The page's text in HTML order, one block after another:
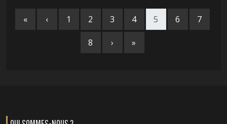
« ‹ 1 2 3 4 5 6 7
8 › »